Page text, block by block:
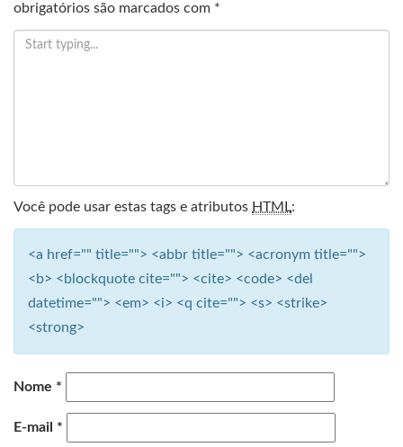
obrigatórios são marcados com *
Você pode usar estas tags e atributos HTML:
<a href="" title=""> <abbr title=""> <acronym title="">
<b> <blockquote cite=""> <cite> <code> <del
datetime=""> <em> <i> <q cite=""> <s> <strike>
<strong>
Nome *
E-mail *